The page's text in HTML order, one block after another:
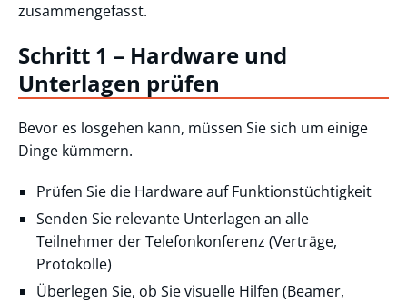
zusammengefasst.
Schritt 1 – Hardware und
Unterlagen prüfen
Bevor es losgehen kann, müssen Sie sich um einige
Dinge kümmern.
Prüfen Sie die Hardware auf Funktionstüchtigkeit
Senden Sie relevante Unterlagen an alle
Teilnehmer der Telefonkonferenz (Verträge,
Protokolle)
Überlegen Sie, ob Sie visuelle Hilfen (Beamer,